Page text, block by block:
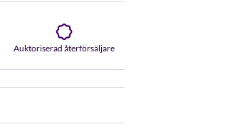
Auktoriserad återförsäljare